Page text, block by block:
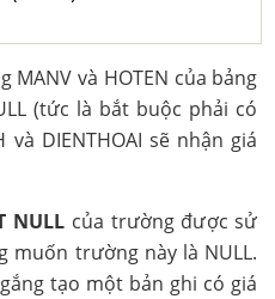
và HOTEN của bảng
(tức là bắt buộc phải có
DIENTHOAI sẽ nhận giá
NULLcủa trường được sử
muốn trường này là NULL.
tạo một bản ghi có giá